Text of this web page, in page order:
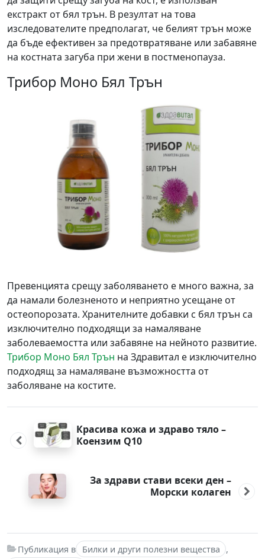
екстракт от бял трън. В резултат на това
изследователите предполагат, че белият трън може
да бъде ефективен за предотвратяване или забавяне
на костната загуба при жени в постменопауза.
Трибор Моно Бял Трън
Превенцията срещу заболяването е много важна, за
да намали болезненото и неприятно усещане от
остеопорозата. Хранителните добавки с бял трън са
изключително подходящи за намаляване
заболеваемостта или забавяне на нейното развитие.
Трибор Моно Бял Трън на Здравитал е изключително
подходящ за намаляване възможността от
заболяване на костите.
navigationКрасива кожа и здраво тяло –
Коензим Q10
За здрави стави всеки ден –
Морски колаген
Публикация в Билки и други полезни вещества
,